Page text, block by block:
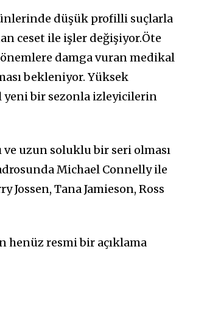
düşük profilli suçlarla
ceset ile işler değişiyor.Öte
damga vuran medikal
bekleniyor. Yüksek
yeni bir sezonla izleyicilerin
uzun soluklu bir seri olması
Michael Connelly ile
Jossen, Tana Jamieson, Ross
henüz resmi bir açıklama